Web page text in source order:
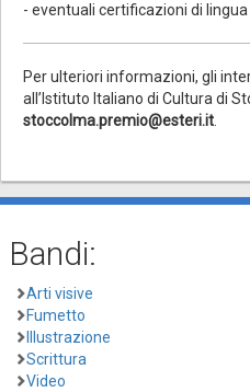
- eventuali certificazioni di lingua
Per ulteriori informazioni, gli
all’Istituto Italiano di Cultura di
stoccolma.premio@esteri.it
Bandi:
Arti visive
Fumetto
Illustrazione
Scrittura
Video